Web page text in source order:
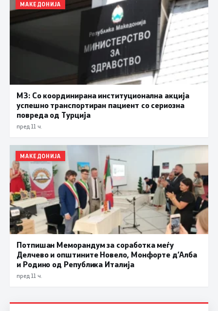
МАКЕДОНИЈА
МЗ: Со координирана институционална акција
успешно транспортиран пациент со сериозна
повреда од Турција
пред 11 ч.
МАКЕДОНИЈА
Потпишан Меморандум за соработка меѓу
Делчево и општините Новело, Монфорте д’Алба
и Родино од Република Италија
пред 11 ч.